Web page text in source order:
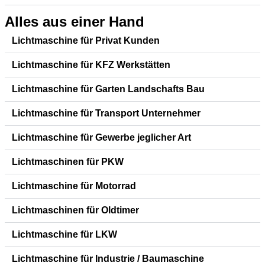
Alles aus einer Hand
Lichtmaschine für Privat Kunden
Lichtmaschine für KFZ Werkstätten
Lichtmaschine für Garten Landschafts Bau
Lichtmaschine für Transport Unternehmer
Lichtmaschine für Gewerbe jeglicher Art
Lichtmaschinen für PKW
Lichtmaschine für Motorrad
Lichtmaschinen für Oldtimer
Lichtmaschine für LKW
Lichtmaschine für Industrie / Baumaschine